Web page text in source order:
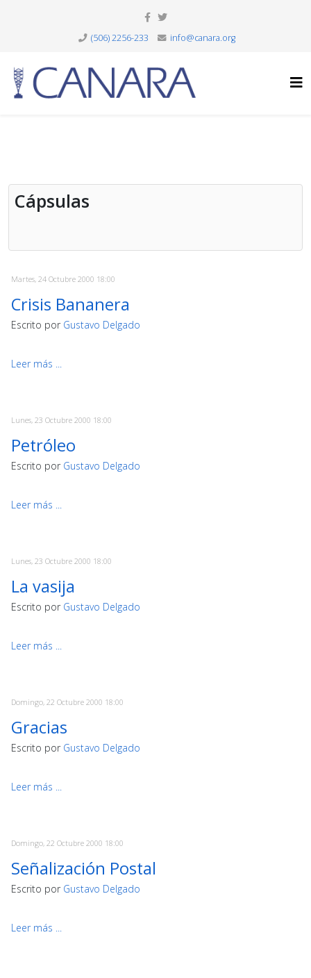
(506) 2256-233 info@canara.org
Cápsulas
Martes, 24 Octubre 2000 18:00
Crisis Bananera
Escrito por Gustavo Delgado
Leer más ...
Lunes, 23 Octubre 2000 18:00
Petróleo
Escrito por Gustavo Delgado
Leer más ...
Lunes, 23 Octubre 2000 18:00
La vasija
Escrito por Gustavo Delgado
Leer más ...
Domingo, 22 Octubre 2000 18:00
Gracias
Escrito por Gustavo Delgado
Leer más ...
Domingo, 22 Octubre 2000 18:00
Señalización Postal
Escrito por Gustavo Delgado
Leer más ...